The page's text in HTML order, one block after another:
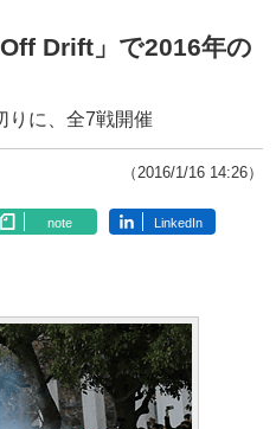
Drift」で2016年の
りに、全7戦開催
（2016/1/16 14:26）
note LinkedIn